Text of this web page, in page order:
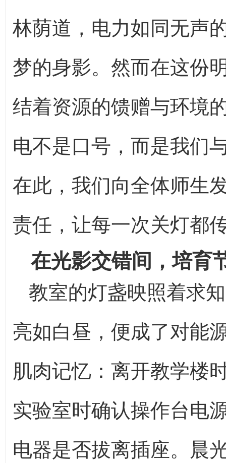
林荫道，电力如同无声
梦的身影。然而在这份
结着资源的馈赠与环境
电不是口号，而是我们
在此，我们向全体师生
责任，让每一次关灯都
在光影交错间，培育
教室的灯盏映照着求
亮如白昼，便成了对能
肌肉记忆：离开教学楼
实验室时确认操作台电
电器是否拔离插座。晨